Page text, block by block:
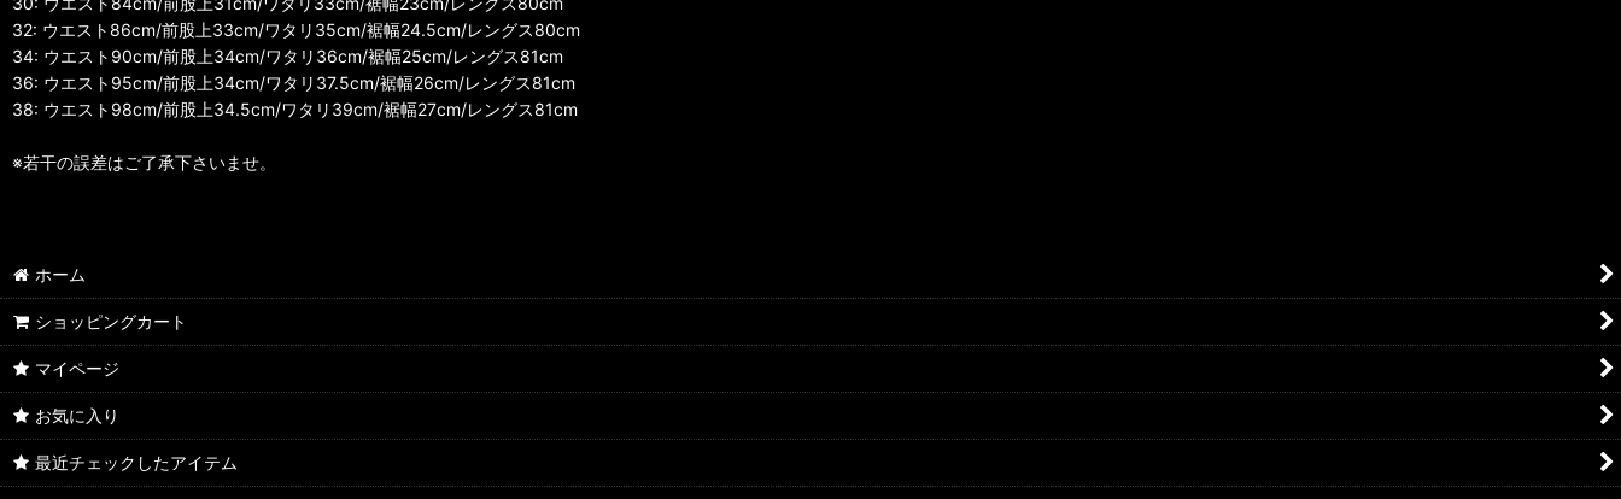
32: ウエスト86cm/前股上33cm/ワタリ35cm/裾幅24.5cm/レングス80cm
34: ウエスト90cm/前股上34cm/ワタリ36cm/裾幅25cm/レングス81cm
36: ウエスト95cm/前股上34cm/ワタリ37.5cm/裾幅26cm/レングス81cm
38: ウエスト98cm/前股上34.5cm/ワタリ39cm/裾幅27cm/レングス81cm
※若干の誤差はご了承下さいませ。
ホーム
ショッピングカート
マイページ
お気に入り
最近チェックしたアイテム